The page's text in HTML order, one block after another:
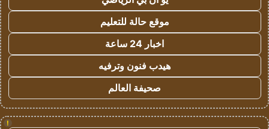
موقع حالة للتعليم
اخبار 24 ساعة
هيدب فنون وترفيه
صحيفة العالم
!